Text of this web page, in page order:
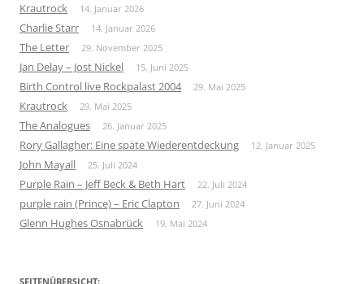
Krautrock 14. Januar 2026
Charlie Starr 14. Januar 2026
The Letter 29. November 2025
Jan Delay – Jost Nickel 15. Juni 2025
Birth Control live Rockpalast 2004 29. Mai 2025
Krautrock 29. Mai 2025
The Analogues 26. Januar 2025
Rory Gallagher: Eine späte Wiederentdeckung 12. Januar 2025
John Mayall 25. Juli 2024
Purple Rain – Jeff Beck & Beth Hart 22. Juli 2024
purple rain (Prince) – Eric Clapton 27. Juni 2024
Glenn Hughes Osnabrück 19. Mai 2024
SEITENÜBERSICHT: